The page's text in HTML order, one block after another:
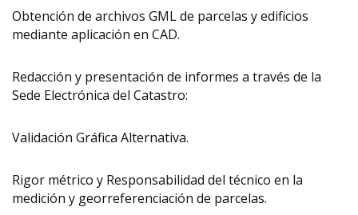
Obtención de archivos GML de parcelas y edificios
mediante aplicación en CAD.
Redacción y presentación de informes a través de la
Sede Electrónica del Catastro:
Validación Gráfica Alternativa.
Rigor métrico y Responsabilidad del técnico en la
medición y georreferenciación de parcelas.